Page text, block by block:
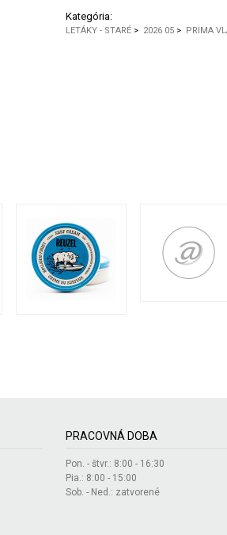
Kategória:
LETÁKY - STARÉ > 2026 05 > PRIMA
PRACOVNÁ DOBA
Pon. - štvr.: 8:00 - 16:30
Pia.: 8:00 - 15:00
Sob. - Ned.: zatvorené